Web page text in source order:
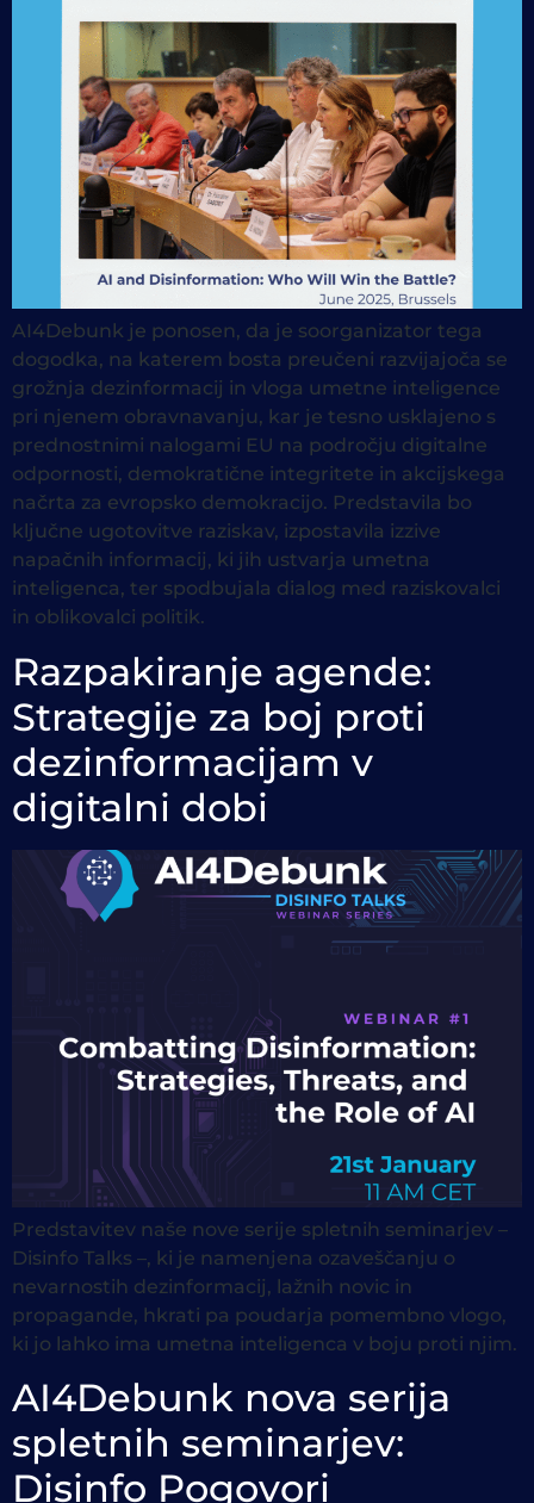
AI4Debunk je ponosen, da je soorganizator tega
dogodka, na katerem bosta preučeni razvijajoča se
grožnja dezinformacij in vloga umetne inteligence
pri njenem obravnavanju, kar je tesno usklajeno s
prednostnimi nalogami EU na področju digitalne
odpornosti, demokratične integritete in akcijskega
načrta za evropsko demokracijo. Predstavila bo
ključne ugotovitve raziskav, izpostavila izzive
napačnih informacij, ki jih ustvarja umetna
inteligenca, ter spodbujala dialog med raziskovalci
in oblikovalci politik.
Razpakiranje agende:
Strategije za boj proti
dezinformacijam v
digitalni dobi
Predstavitev naše nove serije spletnih seminarjev –
Disinfo Talks –, ki je namenjena ozaveščanju o
nevarnostih dezinformacij, lažnih novic in
propagande, hkrati pa poudarja pomembno vlogo,
ki jo lahko ima umetna inteligenca v boju proti njim.
AI4Debunk nova serija
spletnih seminarjev:
Disinfo Pogovori